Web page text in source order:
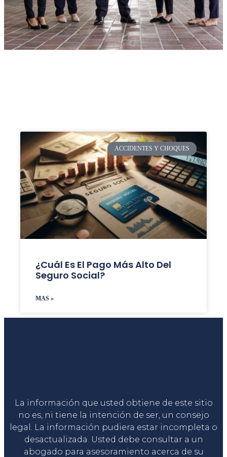
ACCIDENTES Y CHOQUES
¿Cuál Es El Pago Más Alto Del
Seguro Social?
MAS »
La información que usted obtiene de este sitio
no es, ni tiene la intención de ser, un consejo
legal. La información pudiera estar incompleta o
desactualizada. Usted debe consultar a un
abogado para asesoramiento acerca de su